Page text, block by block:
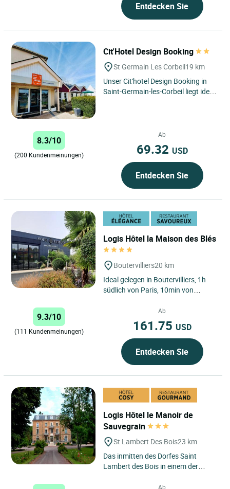
Entdecken Sie
Cit'Hotel Design Booking
St Germain Les Corbeil19 km
Unser Cit'hotel Design Booking in
Saint-Germain-les-Corbeil liegt ideal
8.3/10
(200 Kundenmeinungen)
Ab
69.32 USD
Entdecken Sie
Logis Hôtel la Maison des Blés
Boutervilliers20 km
Ideal gelegen in Boutervilliers, 1h
südlich von Paris, 10min von
das Maison des Blés, eingebettet...
9.3/10
(111 Kundenmeinungen)
Ab
161.75 USD
Entdecken Sie
Logis Hôtel le Manoir de
Sauvegrain
St Lambert Des Bois23 km
Das inmitten des Dorfes Saint
Lambert des Bois in einem der
Haute Vallée de Chevreuse...
Ab